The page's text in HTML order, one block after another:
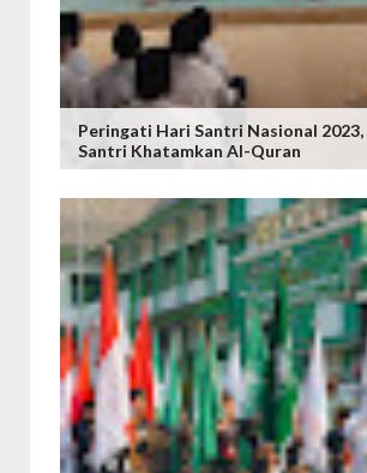
Peringati Hari Santri Nasional 2023,
Santri Khatamkan Al-Quran